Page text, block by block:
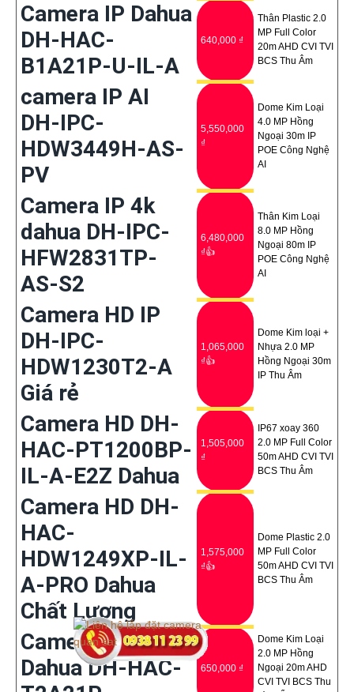
Camera IP Dahua
DH-HAC-
B1A21P-U-IL-A
640,000 ₫
Thân Plastic 2.0
MP Full Color
20m AHD CVI TVI
BCS Thu Âm
camera IP AI
DH-IPC-
HDW3449H-AS-
PV
5,550,000
₫
Dome Kim Loại
4.0 MP Hồng
Ngoại 30m IP
POE Công Nghệ
AI
Camera IP 4k
dahua DH-IPC-
HFW2831TP-
AS-S2
6,480,000
₫👍
Thân Kim Loại
8.0 MP Hồng
Ngoại 80m IP
POE Công Nghệ
AI
Camera HD IP
DH-IPC-
HDW1230T2-A
Giá rẻ
1,065,000
₫👍
Dome Kim loại +
Nhựa 2.0 MP
Hồng Ngoại 30m
IP Thu Âm
Camera HD DH-
HAC-PT1200BP-
IL-A-E2Z Dahua
1,505,000
₫
IP67 xoay 360
2.0 MP Full Color
50m AHD CVI TVI
BCS Thu Âm
Camera HD DH-
HAC-
HDW1249XP-IL-
A-PRO Dahua
Chất Lượng
1,575,000
₫👍
Dome Plastic 2.0
MP Full Color
50m AHD CVI TVI
BCS Thu Âm
Camera Giá Rẻ
Dahua DH-HAC-
650,000 ₫
Dome Kim Loại
2.0 MP Hồng
Ngoại 20m AHD
CVI TVI BCS Thu